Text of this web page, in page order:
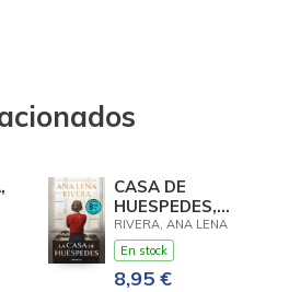
CASA DE
HUESPEDES,
LA (EDICION
LIMITADA ·
VERANO)
RIVERA, ANA LENA
En stock
8,95 €